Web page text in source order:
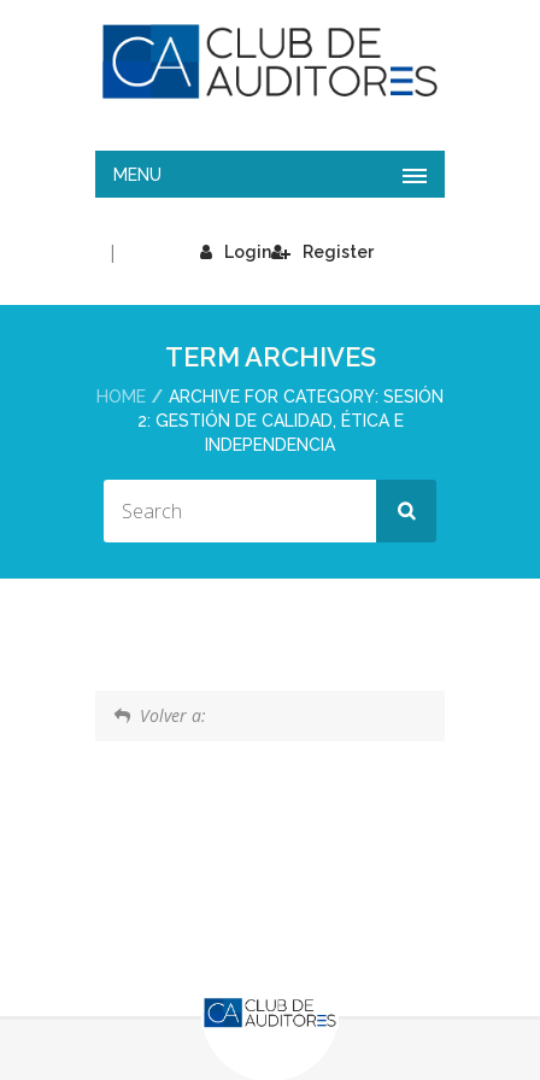
MENU
Login
| Register
TERM ARCHIVES
HOME
ARCHIVE FOR CATEGORY: SESIÓN
2: GESTIÓN DE CALIDAD, ÉTICA E
INDEPENDENCIA
Volver a: